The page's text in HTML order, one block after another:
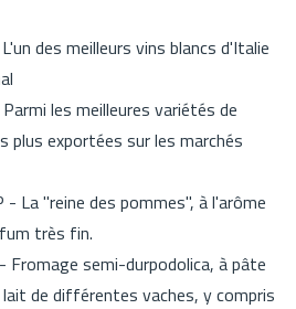
des meilleurs vins blancs d'Italie
les meilleures variétés de
plus exportées sur les marchés
- La "reine des pommes", à l'arôme
très fin.
Fromage semi-durpodolica, à pâte
de différentes vaches, y compris